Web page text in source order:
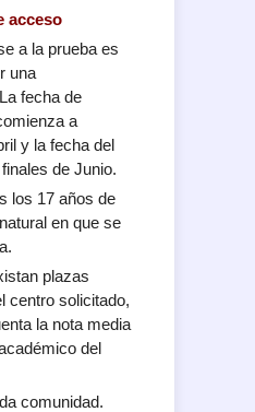
acceso
a la prueba es
una
fecha de
a
y la fecha del
de Junio.
los 17 años de
en que se
plazas
centro solicitado,
la nota media
del
comunidad.